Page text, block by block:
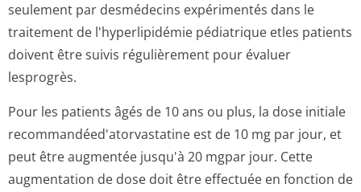
seulement par desmédecins expérimentés dans le
traitement de l'hyperlipidémie pédiatrique etles patients
doivent être suivis régulièrement pour évaluer
lesprogrès.
Pour les patients âgés de 10 ans ou plus, la dose initiale
recommandéed'a­torvastatine est de 10 mg par jour, et
peut être augmentée jusqu'à 20 mgpar jour. Cette
augmentation de dose doit être effectuée en fonction de